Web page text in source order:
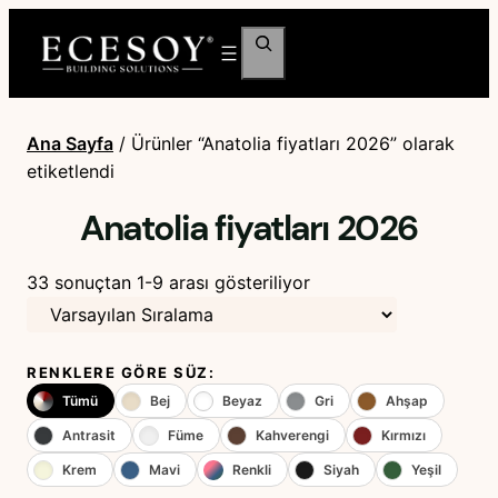
Ara
Ana Sayfa / Ürünler “Anatolia fiyatları 2026” olarak
etiketlendi
Anatolia fiyatları 2026
33 sonuçtan 1-9 arası gösteriliyor
RENKLERE GÖRE SÜZ:
Tümü Bej Beyaz Gri Ahşap
Antrasit Füme Kahverengi Kırmızı
Krem Mavi Renkli Siyah Yeşil